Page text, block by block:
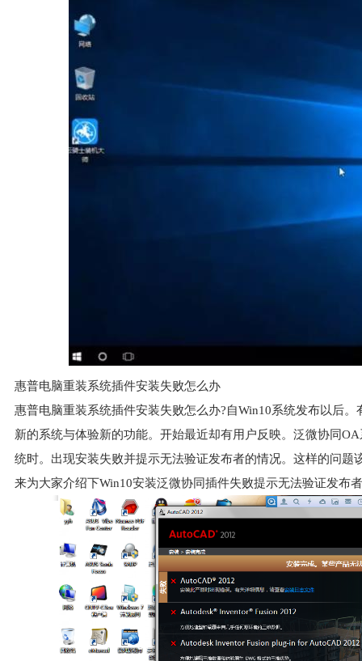
惠普电脑重装系统插件安装失败怎么办
惠普电脑重装系统插件安装失败怎么办?自Win10系统发布以后
新的系统与体验新的功能。开始最近却有用户反映。泛微协同
统时。出现安装失败并提示无法验证发布者的情况。这样的问
来为大家介绍下Win10安装泛微协同插件失败提示无法验证发布